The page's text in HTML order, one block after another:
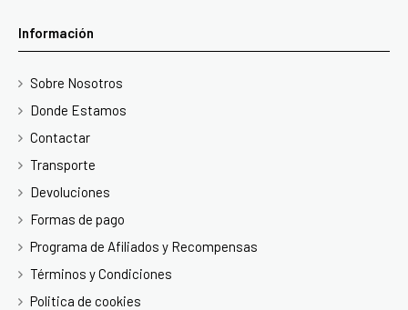
Información
Sobre Nosotros
Donde Estamos
Contactar
Transporte
Devoluciones
Formas de pago
Programa de Afiliados y Recompensas
Términos y Condiciones
Politica de cookies